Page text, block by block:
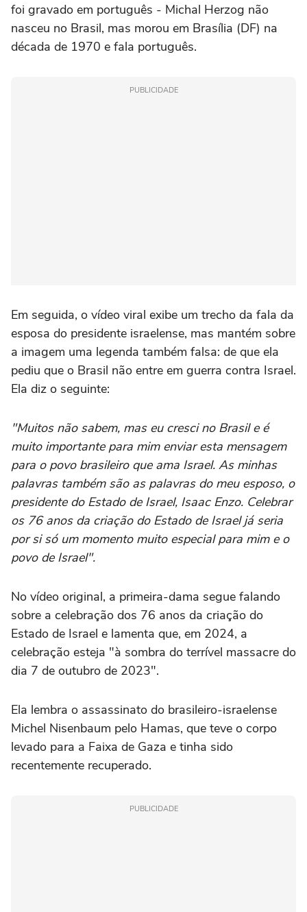
foi gravado em português - Michal Herzog não
nasceu no Brasil, mas morou em Brasília (DF) na
década de 1970 e fala português.
PUBLICIDADE
Em seguida, o vídeo viral exibe um trecho da fala da
esposa do presidente israelense, mas mantém sobre
a imagem uma legenda também falsa: de que ela
pediu que o Brasil não entre em guerra contra Israel.
Ela diz o seguinte:
"Muitos não sabem, mas eu cresci no Brasil e é
muito importante para mim enviar esta mensagem
para o povo brasileiro que ama Israel. As minhas
palavras também são as palavras do meu esposo, o
presidente do Estado de Israel, Isaac Enzo. Celebrar
os 76 anos da criação do Estado de Israel já seria
por si só um momento muito especial para mim e o
povo de Israel".
No vídeo original, a primeira-dama segue falando
sobre a celebração dos 76 anos da criação do
Estado de Israel e lamenta que, em 2024, a
celebração esteja "à sombra do terrível massacre do
dia 7 de outubro de 2023".
Ela lembra o assassinato do brasileiro-israelense
Michel Nisenbaum pelo Hamas, que teve o corpo
levado para a Faixa de Gaza e tinha sido
recentemente recuperado.
PUBLICIDADE